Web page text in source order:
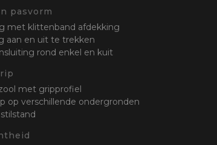
pasvorm
met klittenband afdekking
aan en uit te trekken
rond enkel en kuit
met gripprofiel
op verschillende ondergronden